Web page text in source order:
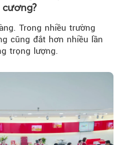
Trong nhiều trường
cũng đắt hơn nhiều lần
trọng lượng.